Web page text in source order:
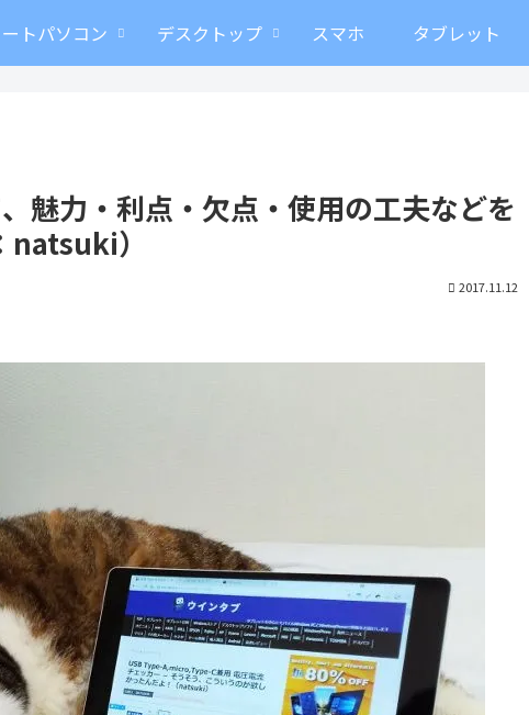
トパソコン デスクトップ スマホ タブレット
魅力・利点・欠点・使用の工夫などを
natsuki）
2017.11.12